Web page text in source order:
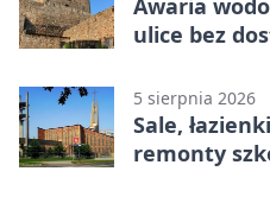
ulice bez
5 sierpnia 2026
Sale,
remonty